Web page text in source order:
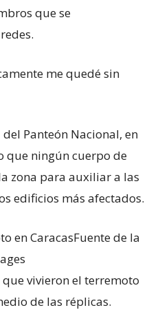
que se
me quedé sin
Panteón Nacional, en
que ningún cuerpo de
zona para auxiliar a las
edificios más afectados.
en CaracasFuente de la
que vivieron el terremoto
de las réplicas.